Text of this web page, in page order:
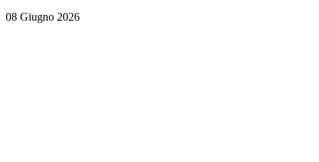
08 Giugno 2026